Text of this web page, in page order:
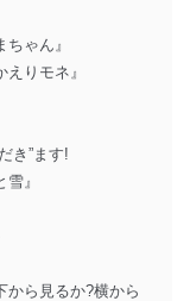
ゃん』
りモネ』
き”ます!
』
ら見るか?横から